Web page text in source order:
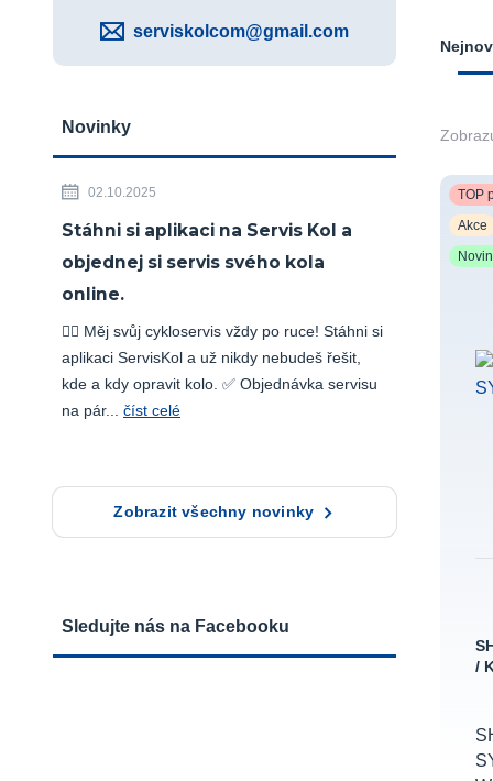
TOP
Akce
/
serviskolcom@gmail.com
Novinky
02.10.2025
Stáhni si aplikaci na Servis Kol a
objednej si servis svého kola
online.
🚴‍♂️ Měj svůj cykloservis vždy po ruce! Stáhni si
aplikaci ServisKol a už nikdy nebudeš řešit,
kde a kdy opravit kolo. ✅ Objednávka servisu
na pár... číst celé
Zobrazit všechny novinky
Sledujte nás na Facebooku